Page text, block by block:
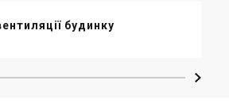
будинку